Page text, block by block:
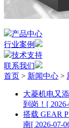
产品中心
行业案例
技术支持
联系我们
首页 > 新闻中心 >
大菱机电又
到岗！ [
搭载 GEAR
南[ 2026-07-